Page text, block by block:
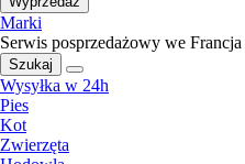
Marki
Serwis posprzedażowy we Francja
Szukaj
Wysyłka w 24h
Pies
Kot
Zwierzęta